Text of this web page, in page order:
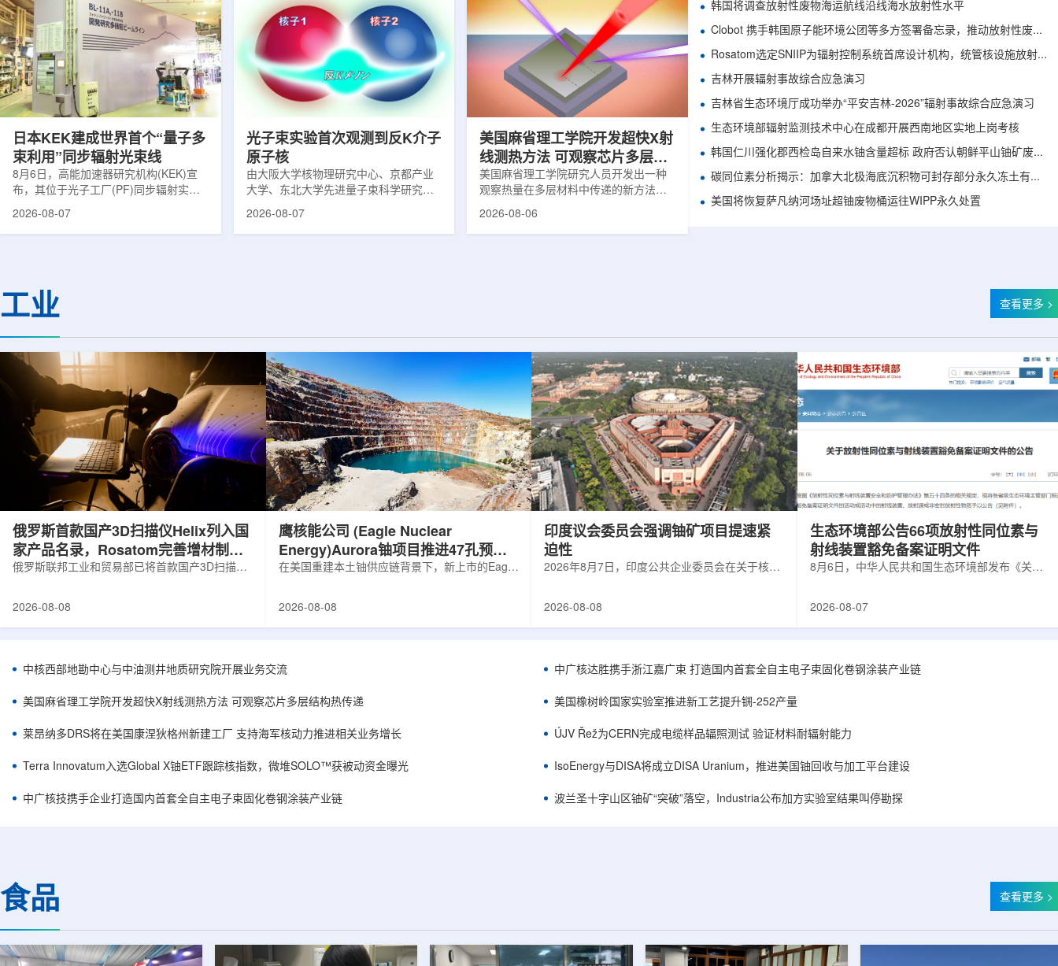
机构合作完成。研究结果不仅修正了以
往标准数据表中部分不合理的核性质数
值，也为现代原子核理论模型提供了关
键实验验证。镄是自然界中不存在的人
工合成重元素，镄-255含有100个质子
和155个中子，实验获取极为困难。研究
团...
区的170余名学者开展交流。本届会议议
题覆盖高能物理、核物理、凝聚态物理
和宇宙学等多个理论物理前沿方向，同
时涉及超越标准模型物理、分子物理、
量子光学与量子信息、生物材料和生物
分子等交叉研究领域。广泛的议程...
前已开始安装大型中微子探测器模块的
结构元件。该实验由近探测器和远探测
器组成：近探测器位于费米实验室，远
探测器设在南达科他州桑福德地下研究
设施地下约1英里处。两个探测器都将采
用液氩时间投影室技术，用于记录中微
日本KEK建成世界首个“量子多
束利用”同步辐射光束线
8月6日，高能加速器研究机构(KEK)宣
布，其位于光子工厂(PF)同步辐射实验
装置的BL-11A和BL-11B光束线已建成世
心的同步辐射装置组成，定位为科研和
教育基础设施。新光束线的主要特点在
观...
2026-08-07
光子束实验首次观测到反K介子
原子核
由大阪大学核物理研究中心、京都产业
大学、东北大学先进量子束科学研究中
心、高丽大学、岐阜大学、中国近代物
射设施SP...
2026-08-07
美国麻省理工学院开发超快X射
线测热方法 可观察芯片多层结
构热传递
美国麻省理工学院研究人员开发出一种
观察热量在多层材料中传递的新方法，
可用于精确测量计算机芯片等电子器件
2026-08-06
韩国将调查放射性废物海运航线沿线海水放射性水平
Clobot 携手韩国原子能环境公团等多方签署备忘录，推动放射性废物安全管理多机型机器人示范
Rosatom选定SNIIP为辐射控制系统首席设计机构，统管核设施放射仪表标准化与进口替代保障
吉林开展辐射事故综合应急演习
吉林省生态环境厅成功举办“平安吉林-2026”辐射事故综合应急演习
生态环境部辐射监测技术中心在成都开展西南地区实地上岗考核
韩国仁川强化郡西检岛自来水铀含量超标 政府否认朝鲜平山铀矿废水影响
碳同位素分析揭示：加拿大北极海底沉积物可封存部分永久冻土有机碳
美国将恢复萨凡纳河场址超铀废物桶运往WIPP永久处置
工业 查看更多 >
俄罗斯首款国产3D扫描仪Helix列入国
家产品名录，Rosatom完善增材制造
技术链
俄罗斯联邦工业和贸易部已将首款国产3D扫描仪
完成。至此，Helix成为俄罗斯首款、也是目前唯
RangeVision Helix由俄罗斯国家原子能公司增材
制造合作伙伴RangeVision研发制造。自2025年
以来，该公司成为唯一纳入俄罗斯国家原子能公
司增材制造生态系统的俄罗斯3D扫描...
2026-08-08
鹰核能公司 (Eagle Nuclear
Energy)Aurora铀项目推进47孔预可
研钻探
在美国重建本土铀供应链背景下，新上市的Eagle
1300标准含indicated资源3275万磅、inferred
孔、总进尺约2.7万英尺的预可研钻探，待联邦与
州审批通过后开工，预计2027年下半年完成预可
研。技术端近期增补Yukuskokon Professional
Services，并扩大与BBA USA、SLR I...
2026-08-08
印度议会委员会强调铀矿项目提速紧
迫性
2026年8月7日，印度公共企业委员会在关于核电
建项目将产量翻倍，但委员会认为该时间表偏晚
将拉长进口燃料战略敏感期。目前PHWR机组约
25GWe年需U3O8约5400吨，UCIL仅能满足约
30%，须靠加速国产与多元化供应降低进口依
赖。委员会支持UCIL与NTPC组建合资企业参股
海外铀...
2026-08-08
生态环境部公告66项放射性同位素与
射线装置豁免备案证明文件
8月6日，中华人民共和国生态环境部发布《关于
将各省级生态环境主管部门报送的、已获得豁免
置、放射源或非密封放射性物质予以公告。随公
告发布的汇总表共列出66项备案记录，涉及山
2026-08-07
中核西部地勘中心与中油测井地质研究院开展业务交流
美国麻省理工学院开发超快X射线测热方法 可观察芯片多层结构热传递
莱昂纳多DRS将在美国康涅狄格州新建工厂 支持海军核动力推进相关业务增长
Terra Innovatum入选Global X铀ETF跟踪核指数，微堆SOLO™获被动资金曝光
中广核技携手企业打造国内首套全自主电子束固化卷钢涂装产业链
中广核达胜携手浙江嘉广束 打造国内首套全自主电子束固化卷钢涂装产业链
美国橡树岭国家实验室推进新工艺提升锎-252产量
ÚJV Řež为CERN完成电缆样品辐照测试 验证材料耐辐射能力
IsoEnergy与DISA将成立DISA Uranium，推进美国铀回收与加工平台建设
波兰圣十字山区铀矿“突破”落空，Industria公布加方实验室结果叫停勘探
食品 查看更多 >